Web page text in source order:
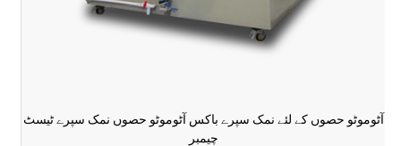
آٹوموٹو حصوں کے لئے نمک سپرے باکس آٹوموٹو حصوں نمک سپرے ٹیسٹ
چیمبر